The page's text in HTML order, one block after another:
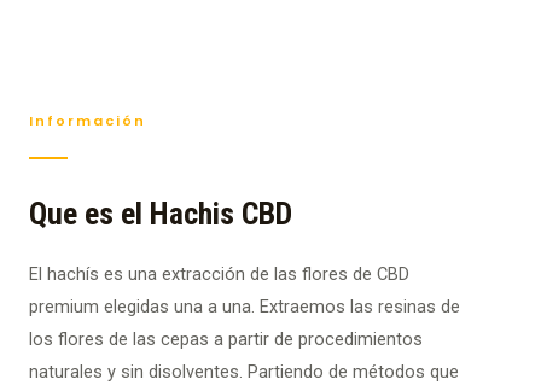
Información
Que es el Hachis CBD
El hachís es una extracción de las flores de CBD
premium elegidas una a una. Extraemos las resinas de
los flores de las cepas a partir de procedimientos
naturales y sin disolventes. Partiendo de métodos que